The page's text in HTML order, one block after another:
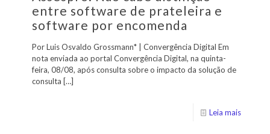
entre software de prateleira e
software por encomenda
Por Luis Osvaldo Grossmann* | Convergência Digital Em
nota enviada ao portal Convergência Digital, na quinta-
feira, 08/08, após consulta sobre o impacto da solução de
consulta […]
Leia mais